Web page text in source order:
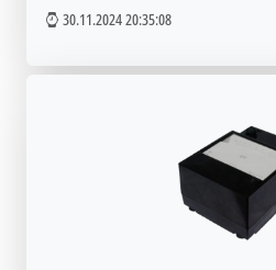
30.11.2024 20:35:08